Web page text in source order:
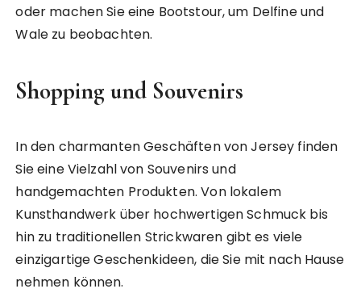
oder machen Sie eine Bootstour, um Delfine und
Wale zu beobachten.
Shopping und Souvenirs
In den charmanten Geschäften von Jersey finden
Sie eine Vielzahl von Souvenirs und
handgemachten Produkten. Von lokalem
Kunsthandwerk über hochwertigen Schmuck bis
hin zu traditionellen Strickwaren gibt es viele
einzigartige Geschenkideen, die Sie mit nach Hause
nehmen können.